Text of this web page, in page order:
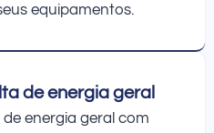
equipamentos.
de energia geral
energia geral com